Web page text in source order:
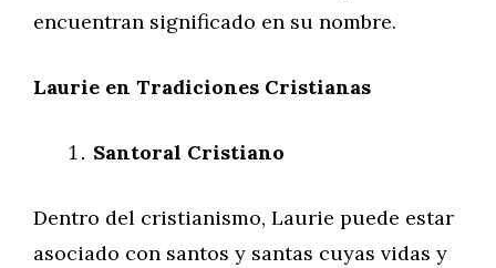
encuentran significado en su nombre.
Laurie en Tradiciones Cristianas
Santoral Cristiano
Dentro del cristianismo, Laurie puede estar
asociado con santos y santas cuyas vidas y